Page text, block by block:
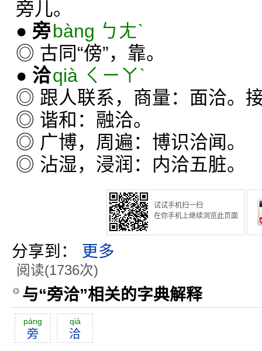
旁儿。
● 旁bàng ㄅㄤˋ
◎ 古同“傍”，靠。
● 洽qià ㄑㄧㄚˋ
◎ 跟人联系，商量：面洽。
◎ 谐和：融洽。
◎ 广博，周遍：博识洽闻。
◎ 沾湿，浸润：内洽五脏。
试试手机扫一扫
在你手机上继续浏览此页面
分享到： 更多
阅读(1736次)
与“旁洽”相关的字典解释
páng
旁
qià
洽